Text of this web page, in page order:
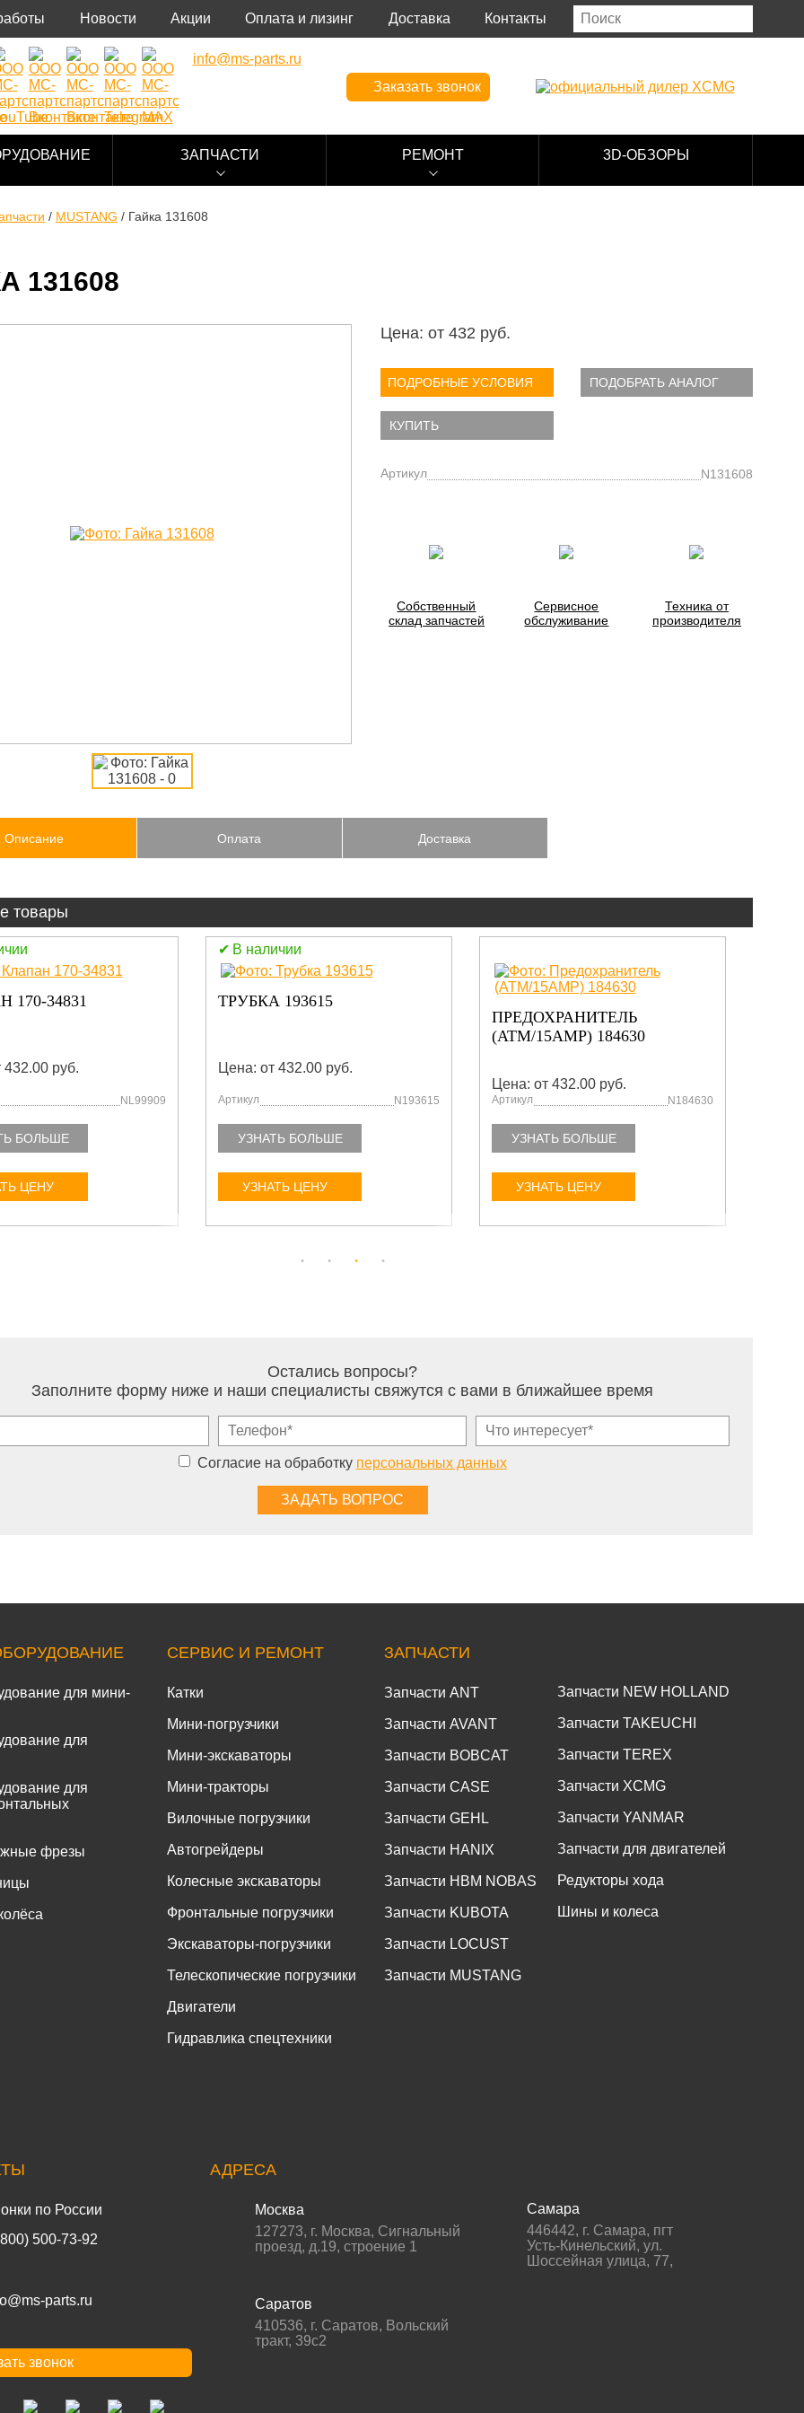
Новости Акции Оплата и лизинг Доставка Контакты
info@ms-parts.ru
Заказать звонок
ЗАПЧАСТИ РЕМОНТ 3D-ОБЗОРЫ
/ MUSTANG / Гайка 131608
131608
Цена: от 432 руб.
ПОДРОБНЫЕ УСЛОВИЯ ПОДОБРАТЬ АНАЛОГ
КУПИТЬ
Артикул N131608
Собственный
склад запчастей
Сервисное
обслуживание
Техника от
производителя
Описание Оплата Доставка
товары
170-34831
432.00 руб.
NL99909
БОЛЬШЕ
ЦЕНУ
В наличии
ТРУБКА 193615
Цена: от 432.00 руб.
Артикул N193615
УЗНАТЬ БОЛЬШЕ
УЗНАТЬ ЦЕНУ
ПРЕДОХРАНИТЕЛЬ
(АТМ/15АМР) 184630
Цена: от 432.00 руб.
Артикул N184630
УЗНАТЬ БОЛЬШЕ
УЗНАТЬ ЦЕНУ
Остались вопросы?
Заполните форму ниже и наши специалисты свяжутся с вами в ближайшее время
Согласие на обработку персональных данных
для мини-
для
для
фрезы
СЕРВИС И РЕМОНТ
Катки
Мини-погрузчики
Мини-экскаваторы
Мини-тракторы
Вилочные погрузчики
Автогрейдеры
Колесные экскаваторы
Фронтальные погрузчики
Экскаваторы-погрузчики
Телескопические погрузчики
Двигатели
Гидравлика спецтехники
ЗАПЧАСТИ
Запчасти ANT
Запчасти AVANT
Запчасти BOBCAT
Запчасти CASE
Запчасти GEHL
Запчасти HANIX
Запчасти HBM NOBAS
Запчасти KUBOTA
Запчасти LOCUST
Запчасти MUSTANG
Запчасти NEW HOLLAND
Запчасти TAKEUCHI
Запчасти TEREX
Запчасти XCMG
Запчасти YANMAR
Запчасти для двигателей
Редукторы хода
Шины и колеса
по России
500-73-92
parts.ru
звонок
АДРЕСА
Москва
127273, г. Москва, Сигнальный
проезд, д.19, строение 1
Саратов
410536, г. Саратов, Вольский
тракт, 39с2
Самара
446442, г. Самара, пгт
Усть-Кинельский, ул.
Шоссейная улица, 77,